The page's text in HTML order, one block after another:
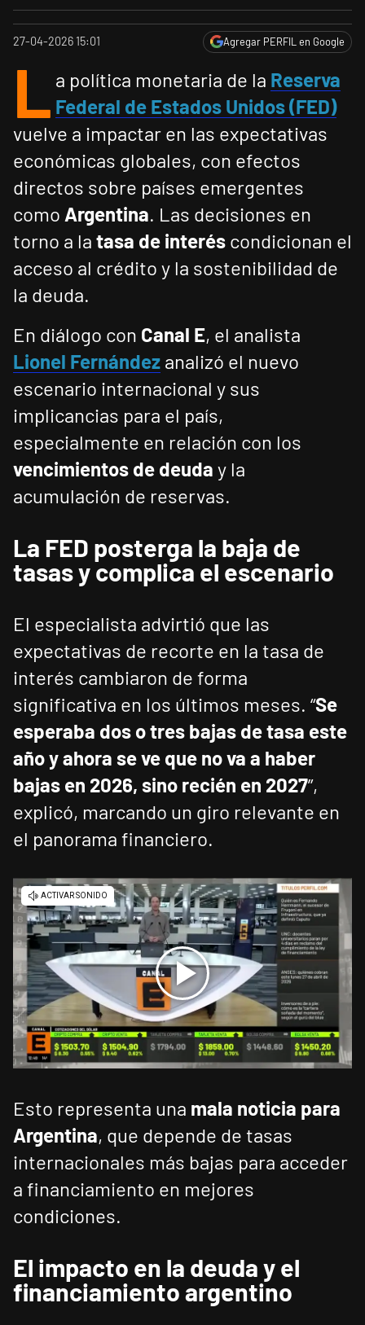
27-04-2026 15:01 Agregar PERFIL en Google
L a política monetaria de la Reserva
Federal de Estados Unidos (FED)
vuelve a impactar en las expectativas
económicas globales, con efectos
directos sobre países emergentes
como Argentina. Las decisiones en
torno a la tasa de interés condicionan el
acceso al crédito y la sostenibilidad de
la deuda.
En diálogo con Canal E, el analista
Lionel Fernández analizó el nuevo
escenario internacional y sus
implicancias para el país,
especialmente en relación con los
vencimientos de deuda y la
acumulación de reservas.
La FED posterga la baja de
tasas y complica el escenario
El especialista advirtió que las
expectativas de recorte en la tasa de
interés cambiaron de forma
significativa en los últimos meses. “Se
esperaba dos o tres bajas de tasa este
año y ahora se ve que no va a haber
bajas en 2026, sino recién en 2027”,
explicó, marcando un giro relevante en
el panorama financiero.
Esto representa una mala noticia para
Argentina, que depende de tasas
internacionales más bajas para acceder
a financiamiento en mejores
condiciones.
El impacto en la deuda y el
financiamiento argentino